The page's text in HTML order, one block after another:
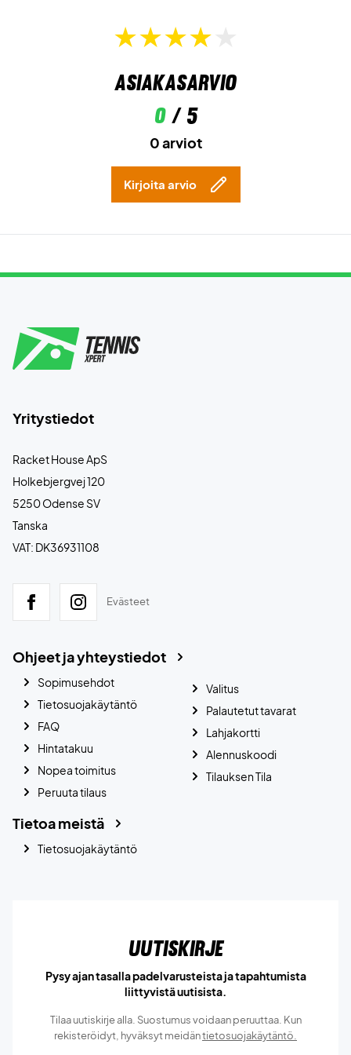
Asiakasarvio
0/ 5
0 arviot
Kirjoita arvio
Yritystiedot
Racket House ApS
Holkebjergvej 120
5250 Odense SV
Tanska
VAT: DK36931108
Evästeet
Ohjeet ja yhteystiedot
Sopimusehdot
Tietosuojakäytäntö
FAQ
Hintatakuu
Nopea toimitus
Peruuta tilaus
Valitus
Palautetut tavarat
Lahjakortti
Alennuskoodi
Tilauksen Tila
Tietoa meistä
Tietosuojakäytäntö
Uutiskirje
Pysy ajan tasalla padelvarusteista ja tapahtumista
liittyvistä uutisista.
Tilaa uutiskirje alla. Suostumus voidaan peruuttaa. Kun
rekisteröidyt, hyväksyt meidäntietosuojakäytäntö.